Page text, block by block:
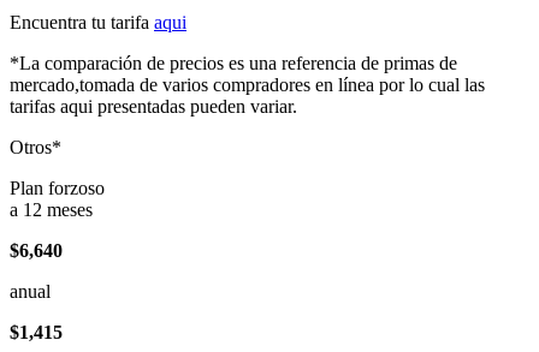
Encuentra tu tarifa aqui
*La comparación de precios es una referencia de primas de
mercado,tomada de varios compradores en línea por lo cual las
tarifas aqui presentadas pueden variar.
Otros*
Plan forzoso
a 12 meses
$6,640
anual
$1,415